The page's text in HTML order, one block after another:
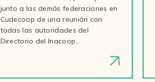
junto a las demás federaciones en
Cudecoop de una reunión con
todas las autoridades del
Directorio del Inacoop…